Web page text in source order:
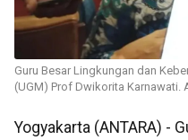
Guru Besar Lingkungan dan
(UGM) Prof Dwikorita Karnawati.
Yogyakarta (ANTARA) -